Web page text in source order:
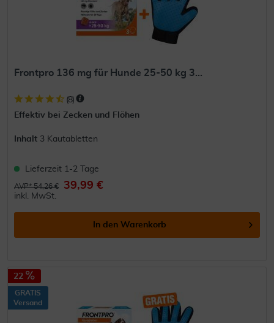
Frontpro 136 mg für Hunde 25-50 kg 3...
(8)
Effektiv bei Zecken und Flöhen
Inhalt 3 Kautabletten
Lieferzeit 1-2 Tage
AVP* 54,26 € 39,99 €
inkl. MwSt.
In den Warenkorb
22
GRATIS
Versand